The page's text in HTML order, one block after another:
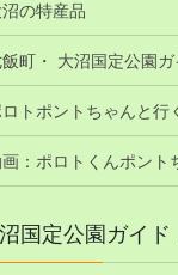
の特産品
町・ 大沼国定公園
トポントちゃんと行
：ポロトくんポン
国定公園ガイド